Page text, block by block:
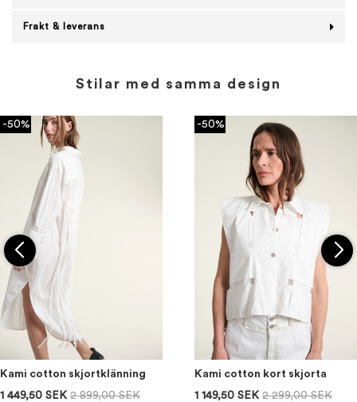
Frakt & leverans
Stilar med samma design
-50%
Kami cotton skjortklänning
1 449,50 SEK 2 899,00 SEK
-50%
Kami cotton kort skjorta
1 149,50 SEK 2 299,00 SEK